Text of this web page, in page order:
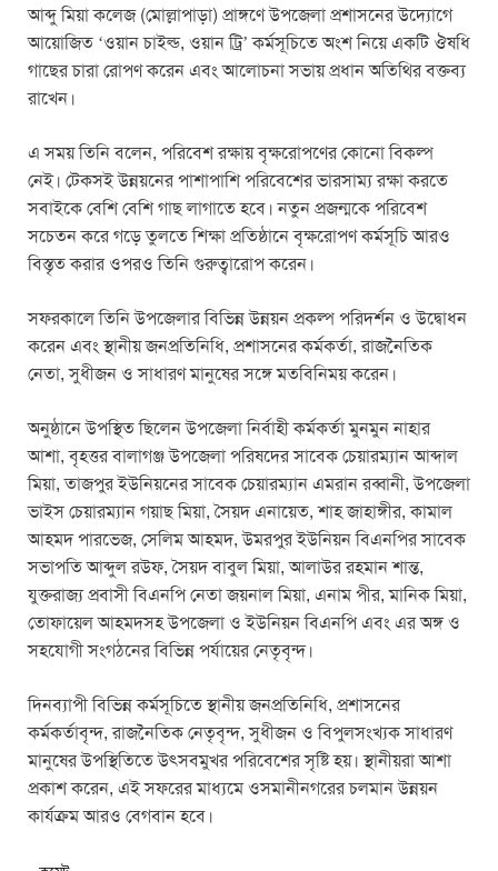
আব্দু মিয়া কলেজ (মোল্লাপাড়া) প্রাঙ্গণে উপজেলা প্রশাসনের উদ্যোগে
আয়োজিত ‘ওয়ান চাইল্ড, ওয়ান ট্রি’ কর্মসূচিতে অংশ নিয়ে একটি ঔষধি
গাছের চারা রোপণ করেন এবং আলোচনা সভায় প্রধান অতিথির বক্তব্য
রাখেন।
এ সময় তিনি বলেন, পরিবেশ রক্ষায় বৃক্ষরোপণের কোনো বিকল্প
নেই। টেকসই উন্নয়নের পাশাপাশি পরিবেশের ভারসাম্য রক্ষা করতে
সবাইকে বেশি বেশি গাছ লাগাতে হবে। নতুন প্রজন্মকে পরিবেশ
সচেতন করে গড়ে তুলতে শিক্ষা প্রতিষ্ঠানে বৃক্ষরোপণ কর্মসূচি আরও
বিস্তৃত করার ওপরও তিনি গুরুত্বারোপ করেন।
সফরকালে তিনি উপজেলার বিভিন্ন উন্নয়ন প্রকল্প পরিদর্শন ও উদ্বোধন
করেন এবং স্থানীয় জনপ্রতিনিধি, প্রশাসনের কর্মকর্তা, রাজনৈতিক
নেতা, সুধীজন ও সাধারণ মানুষের সঙ্গে মতবিনিময় করেন।
অনুষ্ঠানে উপস্থিত ছিলেন উপজেলা নির্বাহী কর্মকর্তা মুনমুন নাহার
আশা, বৃহত্তর বালাগঞ্জ উপজেলা পরিষদের সাবেক চেয়ারম্যান আব্দাল
মিয়া, তাজপুর ইউনিয়নের সাবেক চেয়ারম্যান এমরান রব্বানী, উপজেলা
ভাইস চেয়ারম্যান গয়াছ মিয়া, সৈয়দ এনায়েত, শাহ জাহাঙ্গীর, কামাল
আহমদ পারভেজ, সেলিম আহমদ, উমরপুর ইউনিয়ন বিএনপির সাবেক
সভাপতি আব্দুল রউফ, সৈয়দ বাবুল মিয়া, আলাউর রহমান শান্ত,
যুক্তরাজ্য প্রবাসী বিএনপি নেতা জয়নাল মিয়া, এনাম পীর, মানিক মিয়া,
তোফায়েল আহমদসহ উপজেলা ও ইউনিয়ন বিএনপি এবং এর অঙ্গ ও
সহযোগী সংগঠনের বিভিন্ন পর্যায়ের নেতৃবৃন্দ।
দিনব্যাপী বিভিন্ন কর্মসূচিতে স্থানীয় জনপ্রতিনিধি, প্রশাসনের
কর্মকর্তাবৃন্দ, রাজনৈতিক নেতৃবৃন্দ, সুধীজন ও বিপুলসংখ্যক সাধারণ
মানুষের উপস্থিতিতে উৎসবমুখর পরিবেশের সৃষ্টি হয়। স্থানীয়রা আশা
প্রকাশ করেন, এই সফরের মাধ্যমে ওসমানীনগরের চলমান উন্নয়ন
কার্যক্রম আরও বেগবান হবে।